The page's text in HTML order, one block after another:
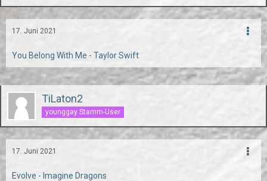
17. Juni 2021
You Belong With Me - Taylor Swift
TiLaton2
younggay Stamm-User
17. Juni 2021
Evolve - Imagine Dragons